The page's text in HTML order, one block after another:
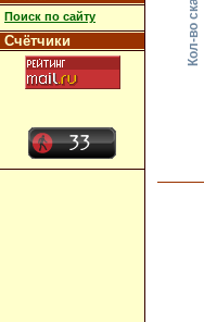
Поиск по сайту
Счётчики